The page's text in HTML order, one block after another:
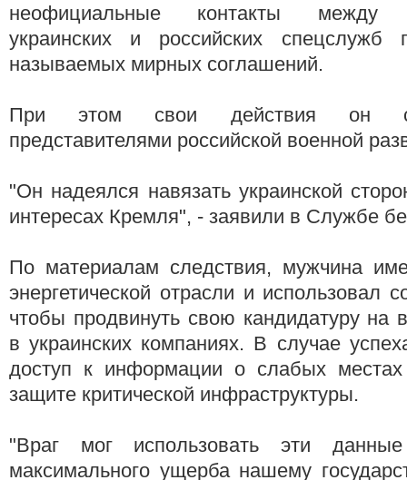
неофициальные контакты между
украинских и российских спецслужб
называемых мирных соглашений.
При этом свои действия он
представителями российской военной
"Он надеялся навязать украинской
интересах Кремля", - заявили в Службе
По материалам следствия, мужчина
энергетической отрасли и использовал
чтобы продвинуть свою кандидатуру на
в украинских компаниях. В случае
доступ к информации о слабых местах
защите критической инфраструктуры.
"Враг мог использовать эти
максимального ущерба нашему